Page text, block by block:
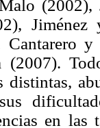
Cantarero
distintas,
en